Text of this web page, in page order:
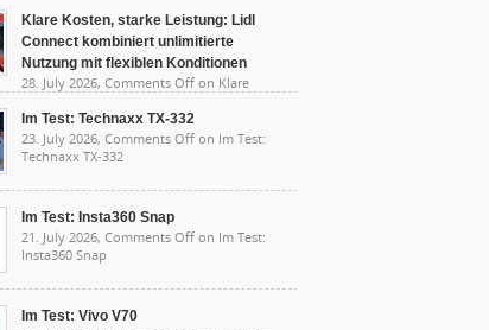
Klare Kosten, starke Leistung: Lidl
Connect kombiniert unlimitierte
Nutzung mit flexiblen Konditionen
28. July 2026, Comments Off on Klare
Nutzung mit flexiblen Konditionen
Im Test: Technaxx TX-332
23. July 2026, Comments Off on Im Test:
Technaxx TX-332
Im Test: Insta360 Snap
21. July 2026, Comments Off on Im Test:
Insta360 Snap
Im Test: Vivo V70